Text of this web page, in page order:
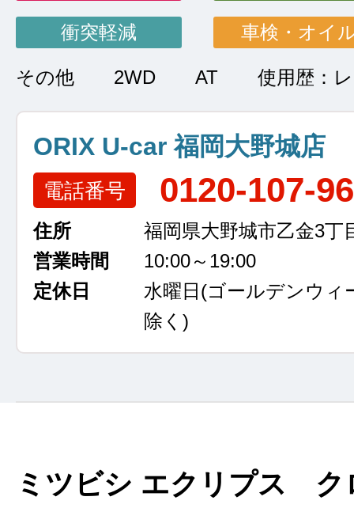
衝突軽減 車検・オイ
その他 2WD AT 使用歴：
ORIX U-car 福岡大野城店
電話番号 0120-107-
住所
福岡県大野城市乙金3丁
営業時間
10:00～19:00
定休日
水曜日 (ゴールデンウィ
除く)
ミツビシ エクリプス